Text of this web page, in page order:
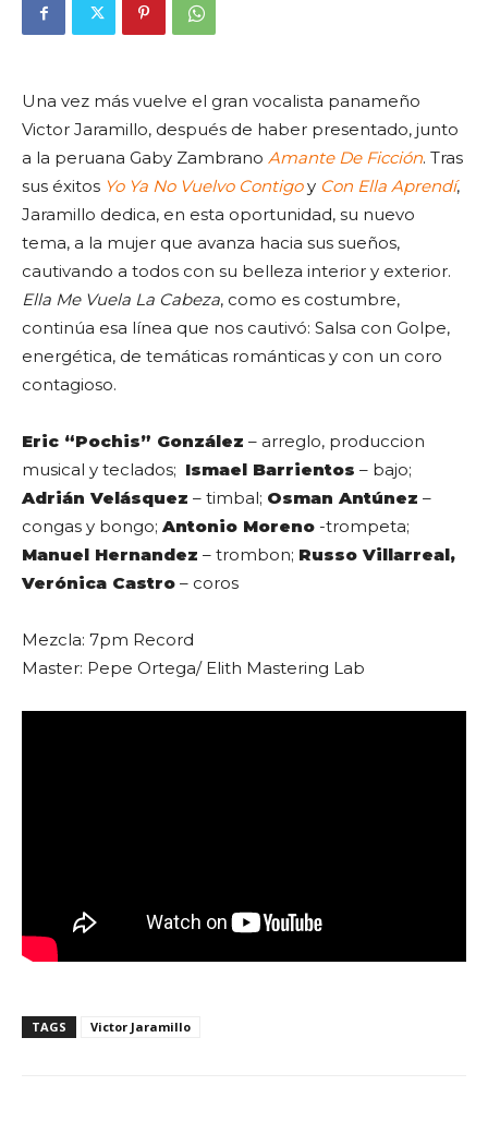
Una vez más vuelve el gran vocalista panameño
Victor Jaramillo, después de haber presentado, junto
a la peruana Gaby Zambrano Amante De Ficción. Tras
sus éxitos Yo Ya No Vuelvo Contigoy Con Ella Aprendí,
Jaramillo dedica, en esta oportunidad, su nuevo
tema, a la mujer que avanza hacia sus sueños,
cautivando a todos con su belleza interior y exterior.
Ella Me Vuela La Cabeza, como es costumbre,
continúa esa línea que nos cautivó: Salsa con Golpe,
energética, de temáticas románticas y con un coro
contagioso.
Eric “Pochis” González – arreglo, produccion
musical y teclados; Ismael Barrientos – bajo;
Adrián Velásquez – timbal; Osman Antúnez –
congas y bongo; Antonio Moreno -trompeta;
Manuel Hernandez – trombon; Russo Villarreal,
Verónica Castro – coros
Mezcla: 7pm Record
Master: Pepe Ortega/ Elith Mastering Lab
TAGS Victor Jaramillo